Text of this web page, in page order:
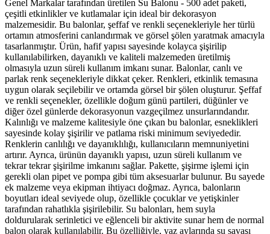
Genel Markalar tarafından üretilen Su Balonu - 500 adet paketi,
çeşitli etkinlikler ve kutlamalar için ideal bir dekorasyon
malzemesidir. Bu balonlar, şeffaf ve renkli seçenekleriyle her türlü
ortamın atmosferini canlandırmak ve görsel şölen yaratmak amacıyla
tasarlanmıştır. Ürün, hafif yapısı sayesinde kolayca şişirilip
kullanılabilirken, dayanıklı ve kaliteli malzemeden üretilmiş
olmasıyla uzun süreli kullanım imkanı sunar. Balonlar, canlı ve
parlak renk seçenekleriyle dikkat çeker. Renkleri, etkinlik temasına
uygun olarak seçilebilir ve ortamda görsel bir şölen oluşturur. Şeffaf
ve renkli seçenekler, özellikle doğum günü partileri, düğünler ve
diğer özel günlerde dekorasyonun vazgeçilmez unsurlarındandır.
Kalınlığı ve malzeme kalitesiyle öne çıkan bu balonlar, esneklikleri
sayesinde kolay şişirilir ve patlama riski minimum seviyededir.
Renklerin canlılığı ve dayanıklılığı, kullanıcıların memnuniyetini
artırır. Ayrıca, ürünün dayanıklı yapısı, uzun süreli kullanım ve
tekrar tekrar şişirilme imkanını sağlar. Pakette, şişirme işlemi için
gerekli olan pipet ve pompa gibi tüm aksesuarlar bulunur. Bu sayede
ek malzeme veya ekipman ihtiyacı doğmaz. Ayrıca, balonların
boyutları ideal seviyede olup, özellikle çocuklar ve yetişkinler
tarafından rahatlıkla şişirilebilir. Su balonları, hem suyla
doldurularak serinletici ve eğlenceli bir aktivite sunar hem de normal
balon olarak kullanılabilir. Bu özelliğiyle, yaz aylarında su savaşı